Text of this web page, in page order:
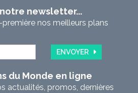
newsletter...
nos meilleurs plans
ENVOYER
du Monde en ligne
actualités, promos, dernières